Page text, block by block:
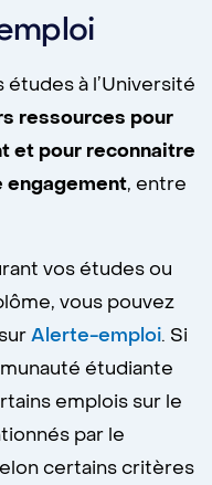
études à l’Université
ressources pour
et pour reconnaitre
engagement, entre
vos études ou
vous pouvez
Alerte-emploi. Si
étudiante
emplois sur le
par le
certains critères